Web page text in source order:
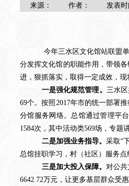
来源： 作者： 发表时
今年三水区文化馆站联盟
分发挥文化馆的职能作用，带领
进，狠抓落实，取得一定成效，现
一是强化规范管理。 三水
69个。按照2017年市的统一部署
分馆服务网络。总馆通过管理平
1584次，其中活动类569场，专题
二是加强业务指导。 采取“
总馆挂职学习，村（社区）服务点
三是加大投入保障。 对公
6642.72万元，让更多基层群众受